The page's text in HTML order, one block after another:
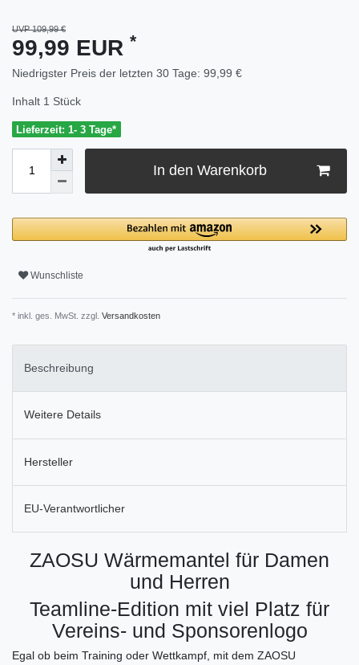
UVP 109,99 €
99,99 EUR *
Niedrigster Preis der letzten 30 Tage: 99,99 €
Inhalt 1 Stück
Lieferzeit: 1- 3 Tage*
In den Warenkorb
Wunschliste
* inkl. ges. MwSt. zzgl. Versandkosten
Beschreibung
Weitere Details
Hersteller
EU-Verantwortlicher
ZAOSU Wärmemantel für Damen
und Herren
Teamline-Edition mit viel Platz für
Vereins- und Sponsorenlogo
Egal ob beim Training oder Wettkampf, mit dem ZAOSU